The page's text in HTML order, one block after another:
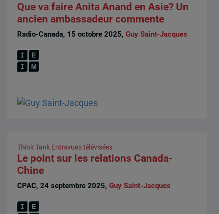
Que va faire Anita Anand en Asie? Un
ancien ambassadeur commente
Radio-Canada, 15 octobre 2025,Guy Saint-Jacques
Think Tank Entrevues télévisées
Le point sur les relations Canada-
Chine
CPAC, 24 septembre 2025,Guy Saint-Jacques